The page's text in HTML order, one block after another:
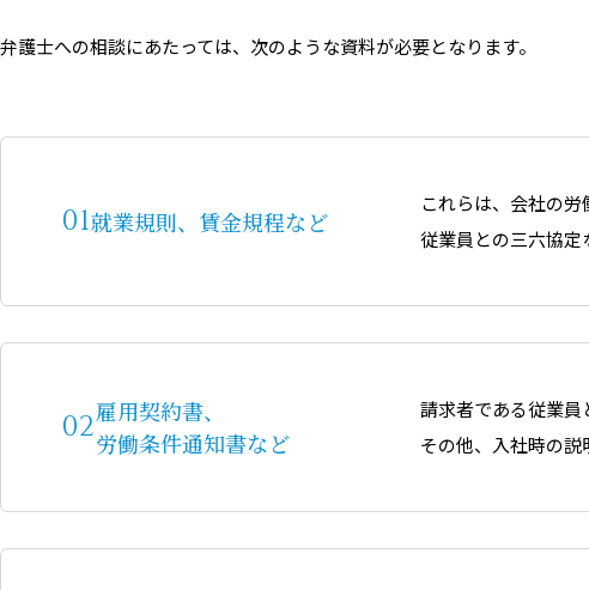
弁護士への相談にあたっては、次のような資料が必要となります。
就業規則、賃金規程など
これらは、会社の労
従業員との三六協定
雇用契約書、
労働条件通知書など
請求者である従業員
その他、入社時の説